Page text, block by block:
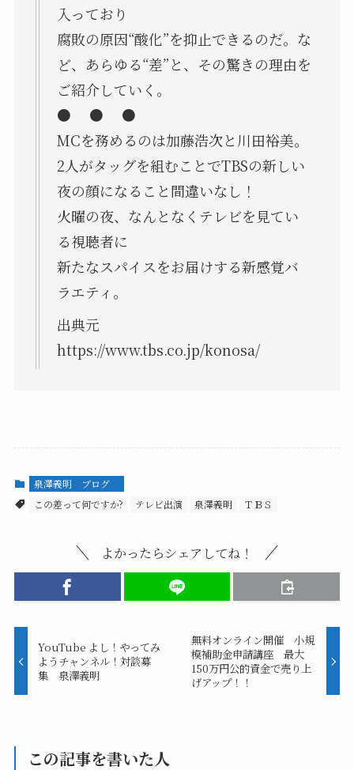
入っており
腐敗の原因“酸化”を抑止できるのだ。な
ど、あらゆる“差”と、その驚きの理由を
ご紹介していく。
● ● ●
MCを務めるのは加藤浩次と川田裕美。
2人がタッグを組むことでTBSの新しい
夜の顔になること間違いなし！
火曜の夜、なんとなくテレビを見てい
る視聴者に
新たなスパイスをお届けする新感覚バ
ラエティ。
出典元
https://www.tbs.co.jp/konosa/
泉澤義明 ブログ
この差って何ですか?
テレビ出演 泉澤義明 ＴＢＳ
よかったらシェアしてね！
YouTube よし！やってみ
ようチャンネル！対談募
集 泉澤義明
無料オンライン開催 小規
模補助金申請講座 最大
150万円公的資金で売り上
げアップ！！
この記事を書いた人